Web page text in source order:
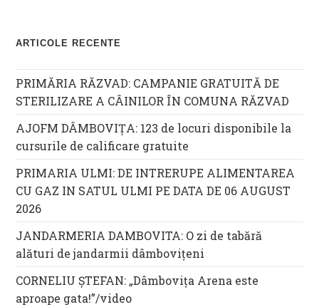
ARTICOLE RECENTE
PRIMĂRIA RĂZVAD: CAMPANIE GRATUITĂ DE
STERILIZARE A CÂINILOR ÎN COMUNA RĂZVAD
AJOFM DÂMBOVIȚA: 123 de locuri disponibile la
cursurile de calificare gratuite
PRIMARIA ULMI: DE INTRERUPE ALIMENTAREA
CU GAZ IN SATUL ULMI PE DATA DE 06 AUGUST
2026
JANDARMERIA DAMBOVITA: O zi de tabără
alături de jandarmii dâmbovițeni
CORNELIU ȘTEFAN: „Dâmbovița Arena este
aproape gata!”/video